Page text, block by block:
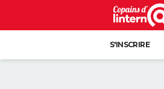
S'INSCRIRE